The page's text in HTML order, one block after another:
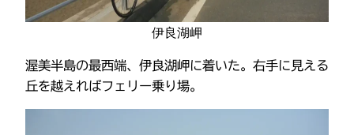
伊良湖岬
渥美半島の最西端、伊良湖岬に着いた。右手に見える
丘を越えればフェリー乗り場。